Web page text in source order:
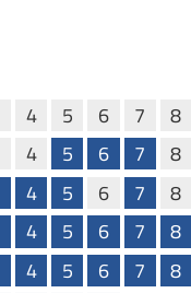
4 5 6 7 8
4 5 6 7 8
4 5 6 7 8
4 5 6 7 8
4 5 6 7 8